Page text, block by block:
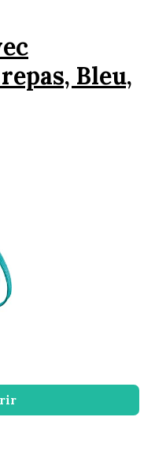
Bleu,